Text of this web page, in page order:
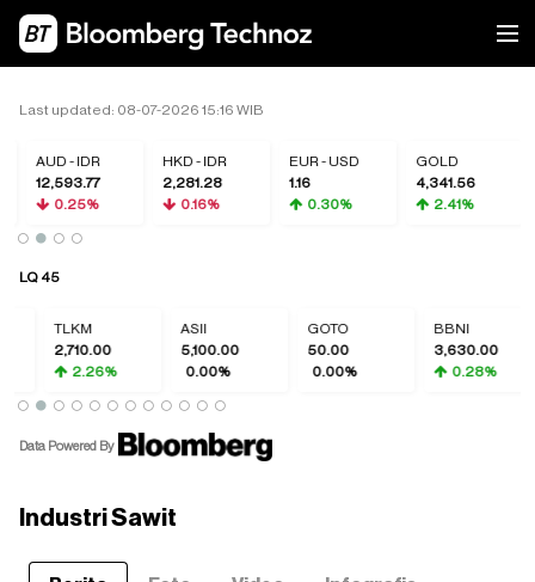
Last updated: 08-07-2026 15:16 WIB
AUD - IDR
12,593.77
0.25%
HKD - IDR
2,281.28
0.16%
EUR - USD
1.16
0.30%
GOLD
4,341.56
2.41%
LQ 45
TLKM
2,710.00
2.26%
5,100.00
0.00%
GOTO
50.00
0.00%
BBNI
3,630.00
0.28%
Data Powered By
Industri Sawit